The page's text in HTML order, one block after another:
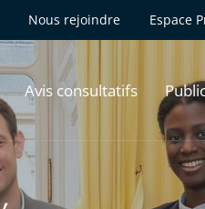
Nous rejoindre Espace
Avis consultatifs